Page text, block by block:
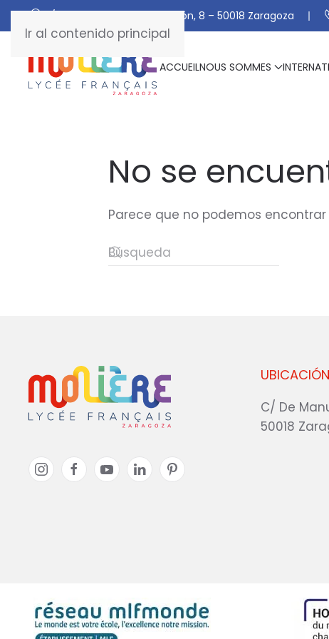
Ir al contenido principal
C/ De Manuel Marraco Ramón, 8 – 50018 Zaragoza
ACCUEILNOUS SOMMES
No se
Parece que no podemos
UBICACIÓN
C/ De
50018